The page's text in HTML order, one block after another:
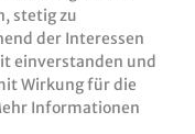
stetig zu
der Interessen
einverstanden und
Wirkung für die
Informationen